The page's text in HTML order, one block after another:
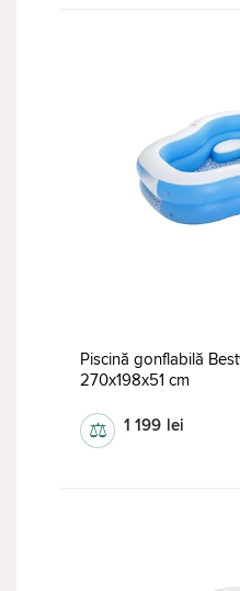
Piscină gonflabilă
270х198х51 cm
1 199 lei
⚖